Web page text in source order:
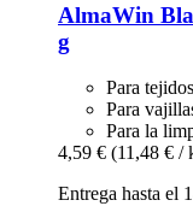
AlmaWin
g
Para tejidos
Para
Para la
4,59 € (11,48 € /
Entrega hasta el